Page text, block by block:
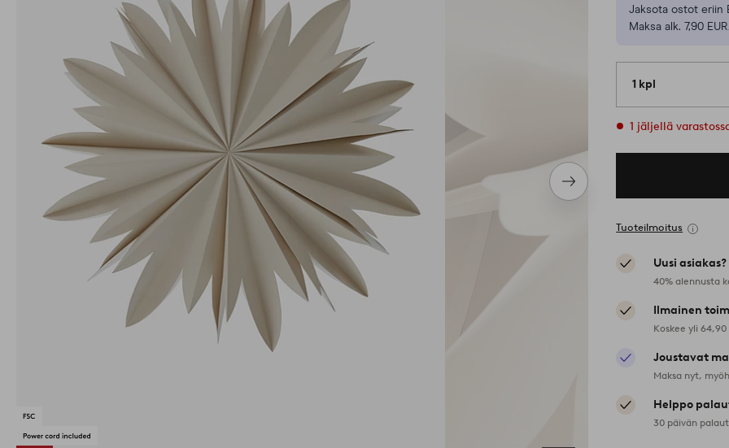
Seuraava
tuote
Jaksota ostot eriin
Maksa alk. 7,90
1 kpl
1 jäljellä
Tuoteilmoitus
Uusi asiakas?
40% alennusta
Ilmainen
Koskee yli
Joustavat
Maksa nyt,
Helppo
30 päivän